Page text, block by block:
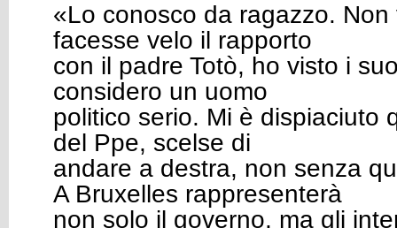
«Lo conosco da ragazzo. Non
facesse velo il rapporto
con il padre Totò, ho visto i
considero un uomo
politico serio. Mi è dispiaciuto
del Ppe, scelse di
andare a destra, non senza
A Bruxelles rappresenterà
non solo il governo, ma gli